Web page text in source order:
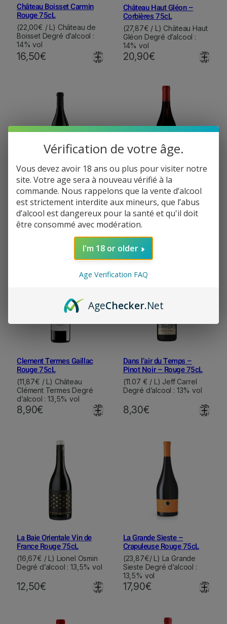
Château Boisset Carmin
Rouge 75cL
(22,00€ / L) Château de
Boisset Degré d’alcool :
14% vol
16,50€
Select
options
Château Haut Gléon –
Corbières 75cL
(27,87€ / L) Château Haut
Gléon Degré d’alcool :
14% vol
20,90€
Select
options
Château la Négly L’Ancely
75cL
(115,07€ / L) Château la
Négly Degré d’alcool :
Select
options
Château les Arbousiers
Sensation Rouge 75cL
(18,40€ / L) Château les
Arbousiers Degré d’alcool
: 14% vol
Clement Termes Gaillac
Rouge 75cL
(11,87€ / L) Château
Clément Termes Degré
d’alcool : 13,5% vol
8,90€
Select
options
Dans l’air du Temps –
Pinot Noir – Rouge 75cL
(11.07 € / L) Jeff Carrel
Degré d’alcool : 13% vol
8,30€
Select
options
La Baie Orientale Vin de
France Rouge 75cL
(16,67€ / L) Lionel Osmin
Degré d’alcool : 13,5% vol
12,50€
Select
options
La Grande Sieste –
Crapuleuse Rouge 75cL
(23,87€/ L) La Grande
Sieste Degré d’alcool :
13,5% vol
17,90€
Select
options
Vérification de votre âge.
Vous devez avoir 18 ans ou plus pour visiter notre
site. Votre age sera à nouveau vérifié à la
commande. Nous rappelons que la vente d’alcool
est strictement interdite aux mineurs, que l’abus
d’alcool est dangereux pour la santé et qu'il doit
être consommé avec modération.
I'm 18 or older
Age Verification FAQ
AgeChecker.Net